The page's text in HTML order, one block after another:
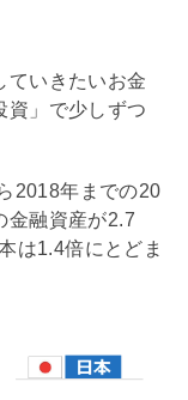
ていきたいお金
資」で少しずつ
2018年までの20
金融資産が2.7
は1.4倍にとどま